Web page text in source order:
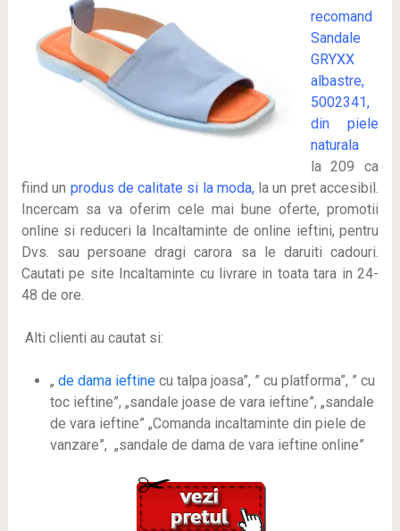
recomand
Sandale
GRYXX
albastre,
5002341,
din piele
naturala
la 209 ca
fiind un produs de calitate si la moda,la un pret accesibil.
Incercam sa va oferim cele mai bune oferte, promotii
online si reduceri la Incaltaminte de online ieftini, pentru
Dvs. sau persoane dragi carora sa le daruiti cadouri.
Cautati pe site Incaltaminte cu livrare in toata tara in 24-
48 de ore.
Alti clienti au cautat si:
„ de dama ieftinecu talpa joasa”, ” cu platforma”, ” cu
toc ieftine”, „sandale joase de vara ieftine”, „sandale
de vara ieftine” „Comanda incaltaminte din piele de
vanzare”, „sandale de dama de vara ieftine online”